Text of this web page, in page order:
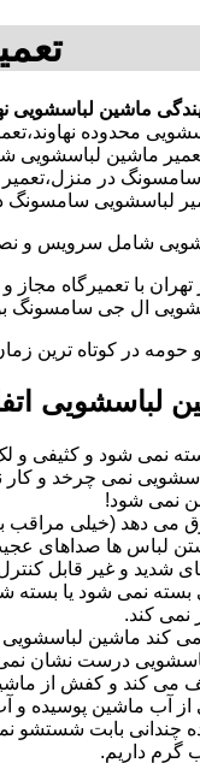
ماشین لباسشویی
محدوده
ماشین لباسشویی
سامسونگ در
لباسشویی سامسونگ
شامل سرویس و
با تعمیرگاه
ال جی سامسونگ
و حومه در کوتاه ترین
لباسشویی
نمی شود و کثیفی و
نمی چرخد و کار
نمی شود!
می دهد (خیلی مراقب
لباس ها صداهای
شدید و غیر قابل
نمی شود یا بسته
کند.
کند ماشین لباسشویی
درست نشان
می کند و کفش از
از آب ماشین پوسیده
چندانی بابت شستشو
گرم داریم.